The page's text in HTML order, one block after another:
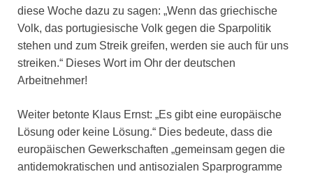
diese Woche dazu zu sagen: „Wenn das griechische
Volk, das portugiesische Volk gegen die Sparpolitik
stehen und zum Streik greifen, werden sie auch für uns
streiken.“ Dieses Wort im Ohr der deutschen
Arbeitnehmer!
Weiter betonte Klaus Ernst: „Es gibt eine europäische
Lösung oder keine Lösung.“ Dies bedeute, dass die
europäischen Gewerkschaften „gemeinsam gegen die
antidemokratischen und antisozialen Sparprogramme